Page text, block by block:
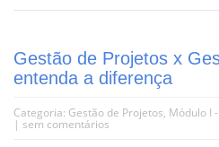
Gestão de Projetos x
entenda a diferença
Categoria: Gestão de Projetos, Módulo I
| sem comentários